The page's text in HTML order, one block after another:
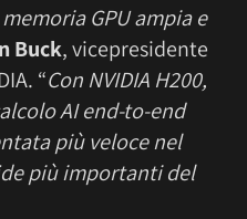
GPU ampia e
Buck, vicepresidente
“Con NVIDIA H200,
AI end-to-end
più veloce nel
più importanti del